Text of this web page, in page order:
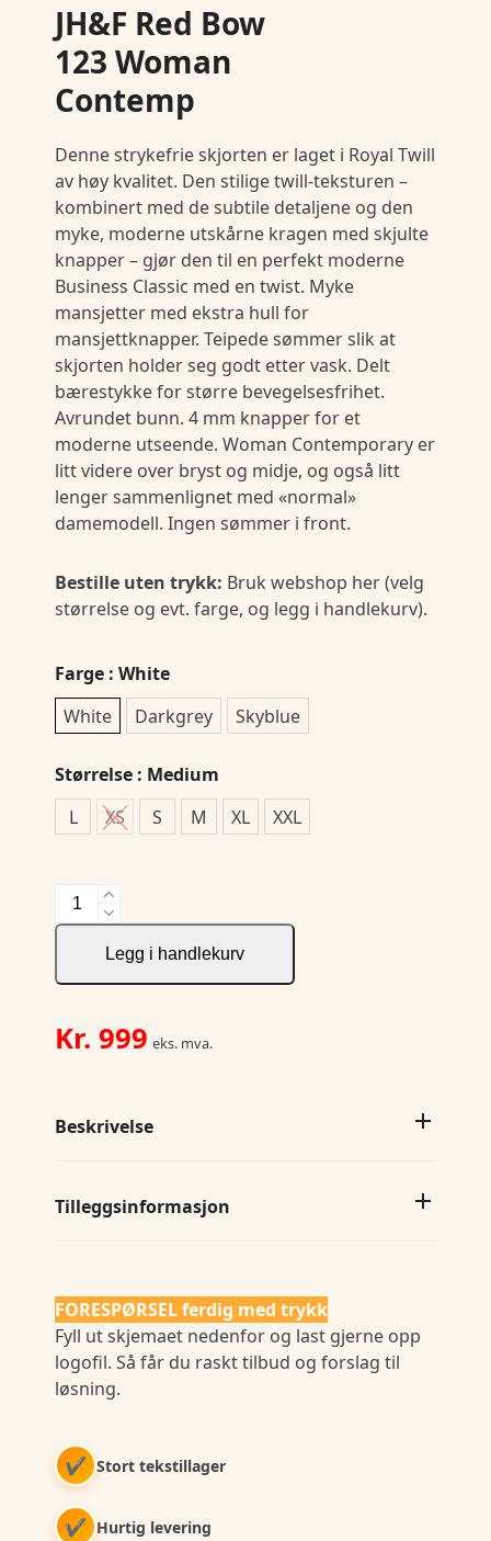
JH&F Red Bow
123 Woman
Contemp
Denne strykefrie skjorten er laget i Royal Twill
av høy kvalitet. Den stilige twill-teksturen –
kombinert med de subtile detaljene og den
myke, moderne utskårne kragen med skjulte
knapper – gjør den til en perfekt moderne
Business Classic med en twist. Myke
mansjetter med ekstra hull for
mansjettknapper. Teipede sømmer slik at
skjorten holder seg godt etter vask. Delt
bærestykke for større bevegelsesfrihet.
Avrundet bunn. 4 mm knapper for et
moderne utseende. Woman Contemporary er
litt videre over bryst og midje, og også litt
lenger sammenlignet med «normal»
damemodell. Ingen sømmer i front.
Bestille uten trykk: Bruk webshop her (velg
størrelse og evt. farge, og legg i handlekurv).
Farge : White
White
Darkgrey Skyblue
Størrelse : Medium
L
XS S M XL XXL
JH&F
Red
123
Contemp
antall
Legg i handlekurv
Kr. 999 eks. mva.
Beskrivelse
Tilleggsinformasjon
FORESPØRSEL ferdig med trykk
Fyll ut skjemaet nedenfor og last gjerne opp
logofil. Så får du raskt tilbud og forslag til
løsning.
✔ Stort tekstillager
✔ Hurtig levering